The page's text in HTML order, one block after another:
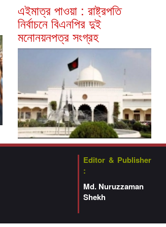
এইমাত্র পাওয়া : রাষ্ট্রপতি
নির্বাচনে বিএনপির দুই
মনোনয়নপত্র সংগ্রহ
Editor & Publisher
:
Md. Nuruzzaman
Shekh